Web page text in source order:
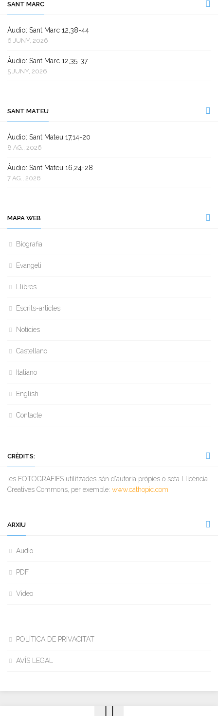
SANT MARC
Àudio: Sant Marc 12,38-44
6 JUNY, 2026
Àudio: Sant Marc 12,35-37
5 JUNY, 2026
SANT MATEU
Àudio: Sant Mateu 17,14-20
8 AG., 2026
Àudio: Sant Mateu 16,24-28
7 AG., 2026
MAPA WEB
Biografia
Evangeli
Llibres
Escrits-articles
Notícies
Castellano
Italiano
English
Contacte
CRÈDITS:
les FOTOGRAFIES utilitzades són d'autoria pròpies o sota Llicència
Creatives Commons, per exemple: www.cathopic.com
ARXIU
Audio
PDF
Video
POLÍTICA DE PRIVACITAT
AVÍS LEGAL